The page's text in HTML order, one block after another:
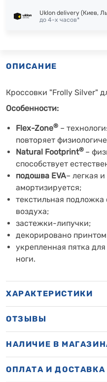
Uklon delivery (Киев,
до 4-х часов*
ОПИСАНИЕ
Кроссовки "Frolly Silver"
Особенности:
Flex-Zone® –
повторяет
Natural Footprint® –
способствует
подошва EVA– легкая
амортизируется;
текстильная
воздуха;
застежки-липучки;
декорировано
укрепленная пятка
ноги.
ХАРАКТЕРИСТИКИ
ОТЗЫВЫ
НАЛИЧИЕ В
ОПЛАТА И ДОСТАВКА